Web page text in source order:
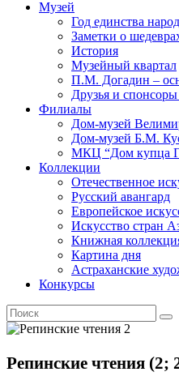
Музей
Год единства
Заметки о
История
Музейный квартал
П.М. Догадин –
Друзья и спонсоры
Филиалы
Дом-музей
Дом-музей Б.М.
МКЦ “Дом купца
Коллекции
Отечественное
Русский авангард
Европейское
Искусство стран
Книжная
Картина дня
Астраханские
Конкурсы
Репинские чтения (2;